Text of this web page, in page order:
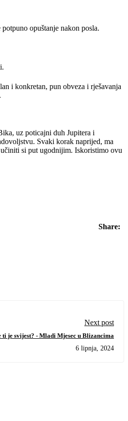
opuštanje nakon posla.
i konkretan, pun obveza i rješavanja
uz poticajni duh Jupitera i
Svaki korak naprijed, ma
si put ugodnijim. Iskoristimo ovu
Share:
Next post
ti je svijest? - Mladi Mjesec u Blizancima
6 lipnja, 2024